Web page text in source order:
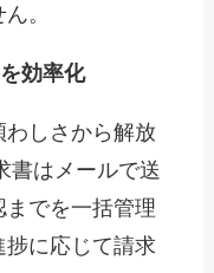
。
効率化
しさから解放
書はメールで送
でを一括管理
に応じて請求